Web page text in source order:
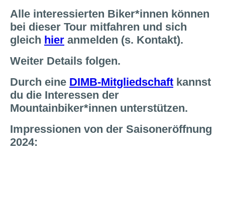
Alle interessierten Biker*innen können
bei dieser Tour mitfahren und sich
gleich hier anmelden (s. Kontakt).
Weiter Details folgen.
Durch eine DIMB-Mitgliedschaft kannst
du die Interessen der
Mountainbiker*innen unterstützen.
Impressionen von der Saisoneröffnung
2024: